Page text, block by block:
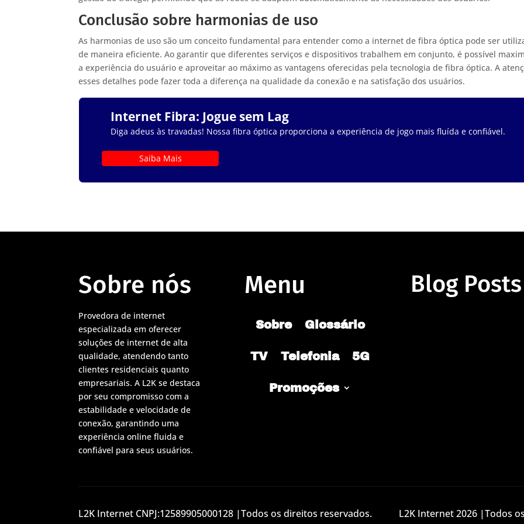
Conclusão sobre harmonias de uso
As harmonias de uso são um conceito fundamental para entender como a internet de fibra óptica pode ser
de maneira eficiente. Ao garantir que diferentes serviços e dispositivos trabalhem em conjunto, é possível
a experiência do usuário e aproveitar ao máximo as vantagens oferecidas pela tecnologia de fibra óptica. A
esses detalhes pode fazer toda a diferença na qualidade da conexão e na satisfação dos usuários.
Internet Fibra: Jogue sem Lag
Diga adeus às travadas! Nossa fibra óptica proporciona a experiência de jogo mais fluída e confiável.
Saiba Mais
Sobre nós
Provedora de internet
especializada em oferecer
soluções de internet de alta
qualidade, atendendo tanto
clientes residenciais quanto
empresariais. A L2K se destaca
por seu compromisso com a
estabilidade e velocidade de
conexão, garantindo uma
experiência online fluida e
confiável para seus usuários.
Menu
Sobre Glossário
TV Telefonia 5G
Promoções
Blog Posts
L2K Internet CNPJ:12589905000128 |Todos os direitos reservados. L2K Internet 2026 |Todos